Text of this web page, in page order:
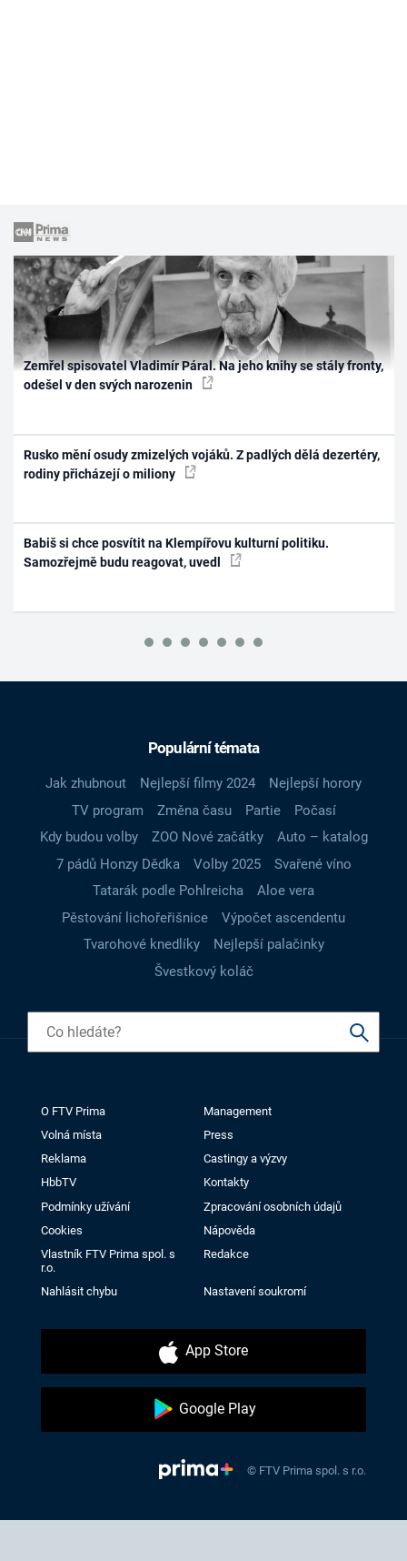
Zemřel spisovatel Vladimír Páral. Na jeho knihy se stály fronty,
odešel v den svých narozenin
Rusko mění osudy zmizelých vojáků. Z padlých dělá dezertéry,
rodiny přicházejí o miliony
Babiš si chce posvítit na Klempířovu kulturní politiku.
Samozřejmě budu reagovat, uvedl
Populární témata
Jak zhubnout Nejlepší filmy 2024
Nejlepší horory
TV program
Změna času Partie
Počasí
Kdy budou volby
ZOO Nové začátky
Auto – katalog
7 pádů Honzy Dědka
Volby 2025
Svařené víno
Tatarák podle Pohlreicha
Aloe vera
Pěstování lichořeřišnice
Výpočet ascendentu
Tvarohové knedlíky
Nejlepší palačinky
Švestkový koláč
O FTV Prima
Management
Volná místa
Press
Reklama
Castingy a výzvy
HbbTV
Kontakty
Podmínky užívání
Zpracování osobních údajů
Cookies
Nápověda
Vlastník FTV Prima spol. s
r.o.
Redakce
Nahlásit chybu Nastavení soukromí
App Store
Google Play
© FTV Prima spol. s r.o.